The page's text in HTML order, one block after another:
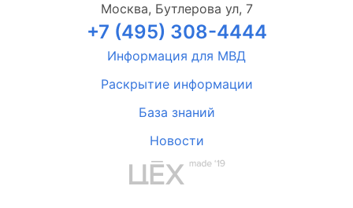
Москва, Бутлерова ул, 7
+7 (495) 308-4444
Информация для МВД
Раскрытие информации
База знаний
Новости